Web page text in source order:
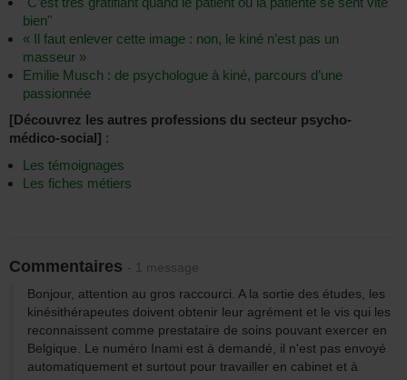
bien"
« Il faut enlever cette image : non, le kiné n’est pas un
masseur »
Emilie Musch : de psychologue à kiné, parcours d’une
passionnée
[Découvrez les autres professions du secteur psycho-
médico-social] :
Les témoignages
Les fiches métiers
Commentaires - 1 message
Bonjour, attention au gros raccourci. A la sortie des études, les
kinésithérapeutes doivent obtenir leur agrément et le vis qui les
reconnaissent comme prestataire de soins pouvant exercer en
Belgique. Le numéro Inami est à demandé, il n'est pas envoyé
automatiquement et surtout pour travailler en cabinet et à